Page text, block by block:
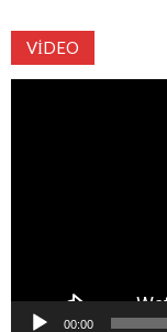
VIDEO
00:00